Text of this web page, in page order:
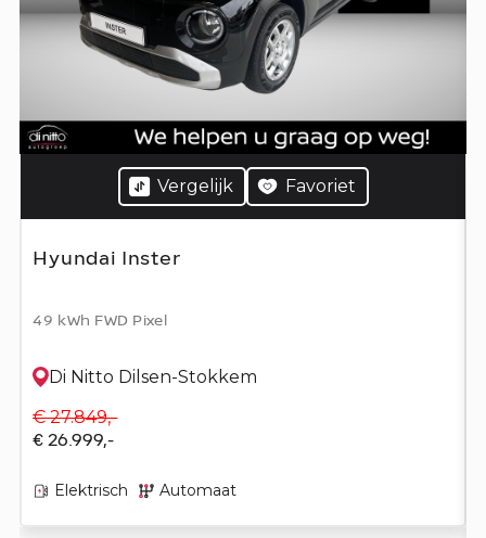
Vergelijk Favoriet
Hyundai Inster
49 kWh FWD Pixel
Di Nitto Dilsen-Stokkem
€ 27.849,-
€ 26.999,-
Elektrisch Automaat